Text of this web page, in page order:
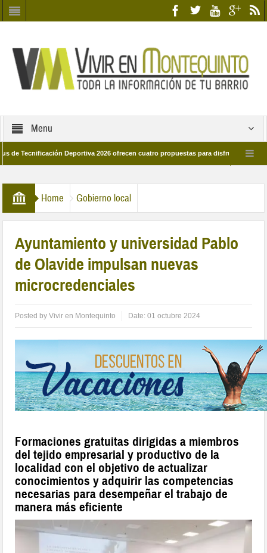
Menu
Deportiva 2026 ofrecen cuatro propuestas para disfrutar del deporte
Home Gobierno local
Ayuntamiento y universidad Pablo
de Olavide impulsan nuevas
microcredenciales
Posted byVivir en Montequinto Date:01 octubre 2024
Formaciones gratuitas dirigidas a miembros
del tejido empresarial y productivo de la
localidad con el objetivo de actualizar
conocimientos y adquirir las competencias
necesarias para desempeñar el trabajo de
manera más eficiente